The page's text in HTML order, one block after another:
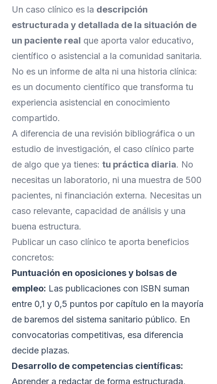
Un caso clínico es la descripción
estructurada y detallada de la situación de
un paciente real que aporta valor educativo,
científico o asistencial a la comunidad sanitaria.
No es un informe de alta ni una historia clínica:
es un documento científico que transforma tu
experiencia asistencial en conocimiento
compartido.
A diferencia de una revisión bibliográfica o un
estudio de investigación, el caso clínico parte
de algo que ya tienes: tu práctica diaria. No
necesitas un laboratorio, ni una muestra de 500
pacientes, ni financiación externa. Necesitas un
caso relevante, capacidad de análisis y una
buena estructura.
Publicar un caso clínico te aporta beneficios
concretos:
Puntuación en oposiciones y bolsas de
empleo: Las publicaciones con ISBN suman
entre 0,1 y 0,5 puntos por capítulo en la mayoría
de baremos del sistema sanitario público. En
convocatorias competitivas, esa diferencia
decide plazas.
Desarrollo de competencias científicas:
Aprender a redactar de forma estructurada,